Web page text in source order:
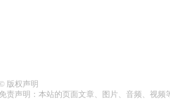
版权声明
免责声明：本站的页面文章、图片、音频、视